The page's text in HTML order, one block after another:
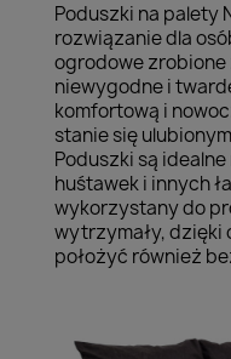
Poduszki na palety
rozwiązanie dla
ogrodowe zrobione
niewygodne i
komfortową i
stanie się
Poduszki są
huśtawek i innych
wykorzystany do
wytrzymały, dzięki
położyć również